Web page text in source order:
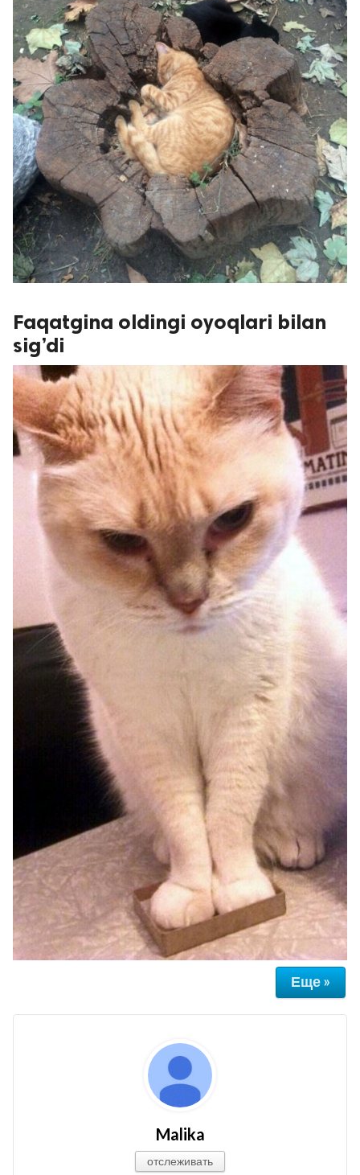
Faqatgina oldingi oyoqlari bilan
sig’di
Еще »
Malika
отслеживать